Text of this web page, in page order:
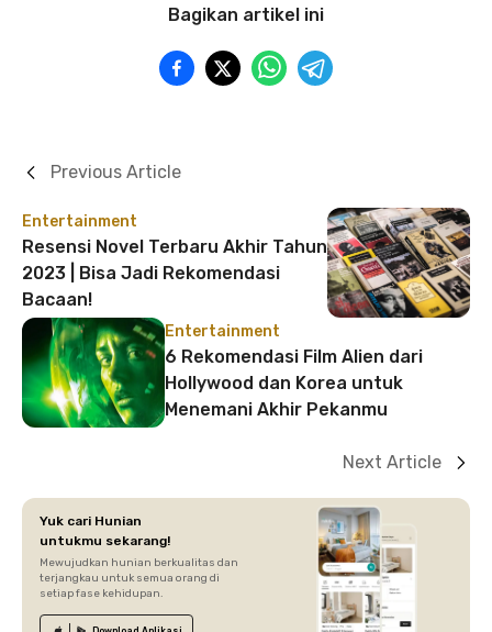
Bagikan artikel ini
Entertainment
Resensi Novel Terbaru Akhir Tahun
2023 | Bisa Jadi Rekomendasi
Bacaan!
Previous Article
Entertainment
6 Rekomendasi Film Alien dari
Hollywood dan Korea untuk
Menemani Akhir Pekanmu
Next Article
Yuk cari Hunian
untukmu sekarang!
Mewujudkan hunian berkualitas dan
terjangkau untuk semua orang di
setiap fase kehidupan.